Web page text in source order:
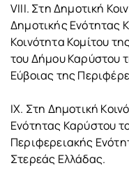
VIII. Στη Δημοτική
Δημοτικής Ενότητας
Κοινότητα Κομίτου
του Δήμου Καρύστου
Εύβοιας της
IX. Στη Δημοτική
Ενότητας Καρύστου
Περιφερειακής
Στερεάς Ελλάδας.